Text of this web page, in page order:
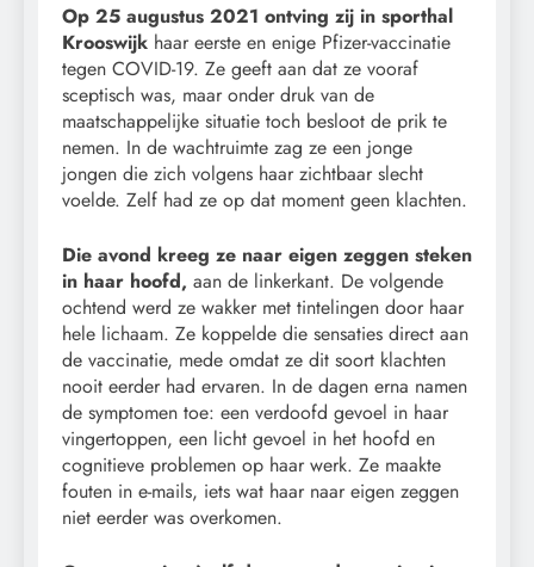
Op 25 augustus 2021 ontving zij in sporthal
Krooswijk haar eerste en enige Pfizer-vaccinatie
tegen COVID-19. Ze geeft aan dat ze vooraf
sceptisch was, maar onder druk van de
maatschappelijke situatie toch besloot de prik te
nemen. In de wachtruimte zag ze een jonge
jongen die zich volgens haar zichtbaar slecht
voelde. Zelf had ze op dat moment geen klachten.
Die avond kreeg ze naar eigen zeggen steken
in haar hoofd, aan de linkerkant. De volgende
ochtend werd ze wakker met tintelingen door haar
hele lichaam. Ze koppelde die sensaties direct aan
de vaccinatie, mede omdat ze dit soort klachten
nooit eerder had ervaren. In de dagen erna namen
de symptomen toe: een verdoofd gevoel in haar
vingertoppen, een licht gevoel in het hoofd en
cognitieve problemen op haar werk. Ze maakte
fouten in e-mails, iets wat haar naar eigen zeggen
niet eerder was overkomen.